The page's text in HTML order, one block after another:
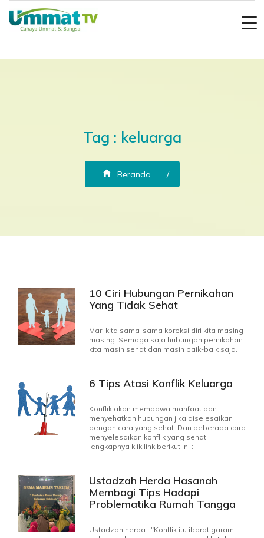
Tag : keluarga
Beranda
10 Ciri Hubungan Pernikahan
Yang Tidak Sehat
Mari kita sama-sama koreksi diri kita masing-
masing. Semoga saja hubungan pernikahan
kita masih sehat dan masih baik-baik saja.
6 Tips Atasi Konflik Keluarga
Konflik akan membawa manfaat dan
menyehatkan hubungan jika diselesaikan
dengan cara yang sehat. Dan beberapa cara
menyelesaikan konflik yang sehat.
lengkapnya klik link berikut ini :
Ustadzah Herda Hasanah
Membagi Tips Hadapi
Problematika Rumah Tangga
Ustadzah herda : "Konflik itu ibarat garam